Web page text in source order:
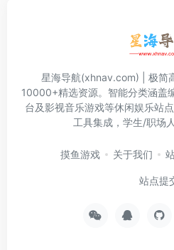
星海导航(xhnav.com) | 极简
10000+精选资源。智能分类涵盖
台及影视音乐游戏等休闲娱乐站
工具集成，学生/职场
摸鱼游戏 关于我们
站点提